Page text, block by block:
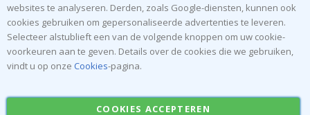
websites te analyseren. Derden, zoals Google-diensten, kunnen ook
cookies gebruiken om gepersonaliseerde advertenties te leveren.
Selecteer alstublieft een van de volgende knoppen om uw cookie-
voorkeuren aan te geven. Details over de cookies die we gebruiken,
vindt u op onze Cookies-pagina.
COOKIES ACCEPTEREN